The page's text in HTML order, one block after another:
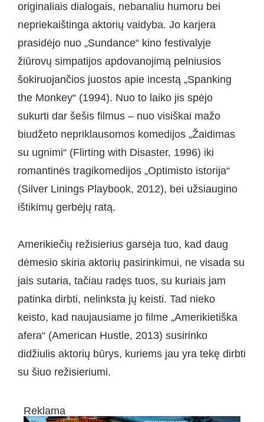
originaliais dialogais, nebanaliu humoru bei
nepriekaištinga aktorių vaidyba. Jo karjera
prasidėjo nuo „Sundance“ kino festivalyje
žiūrovų simpatijos apdovanojimą pelniusios
šokiruojančios juostos apie incestą „Spanking
the Monkey“ (1994). Nuo to laiko jis spėjo
sukurti dar šešis filmus – nuo visiškai mažo
biudžeto nepriklausomos komedijos „Žaidimas
su ugnimi“ (Flirting with Disaster, 1996) iki
romantinės tragikomedijos „Optimisto istorija“
(Silver Linings Playbook, 2012), bei užsiaugino
ištikimų gerbėjų ratą.
Amerikiečių režisierius garsėja tuo, kad daug
dėmesio skiria aktorių pasirinkimui, ne visada su
jais sutaria, tačiau radęs tuos, su kuriais jam
patinka dirbti, nelinksta jų keisti. Tad nieko
keisto, kad naujausiame jo filme „Amerikietiška
afera“ (American Hustle, 2013) susirinko
didžiulis aktorių būrys, kuriems jau yra tekę dirbti
su šiuo režisieriumi.
Reklama